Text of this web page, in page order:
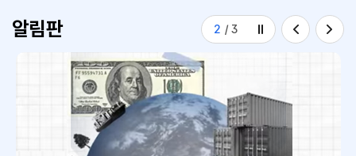
알림판 2 / 3